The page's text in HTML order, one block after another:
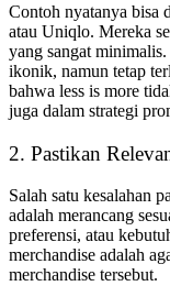
Contoh nyatanya bisa
atau Uniqlo. Mereka
yang sangat
ikonik, namun tetap
bahwa less is more
juga dalam strategi
2. Pastikan
Salah satu kesalahan
adalah merancang
preferensi, atau
merchandise adalah
merchandise tersebut.